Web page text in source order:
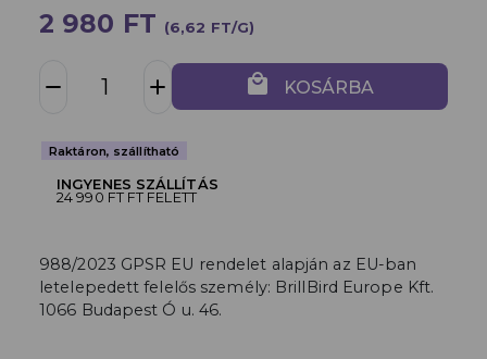
2 980 FT (6,62 FT/G)
remove add local_mall KOSÁRBA
Raktáron, szállítható
INGYENES SZÁLLÍTÁS
24 990 FT FT FELETT
988/2023 GPSR EU rendelet alapján az EU-ban
letelepedett felelős személy: BrillBird Europe Kft.
1066 Budapest Ó u. 46.